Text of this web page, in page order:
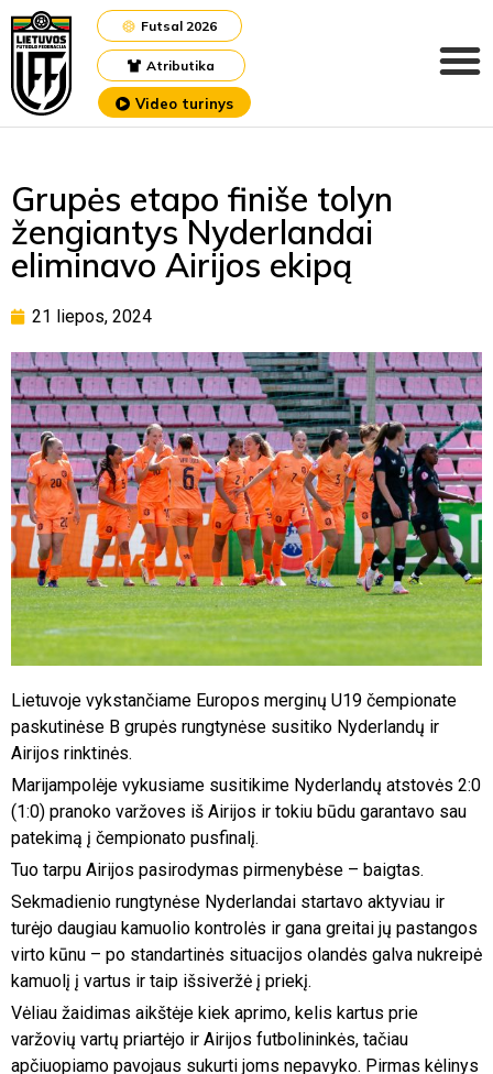
Atributika
Futsal 2026
Video turinys
Grupės etapo finiše tolyn
žengiantys Nyderlandai
eliminavo Airijos ekipą
21 liepos, 2024
Lietuvoje vykstančiame Europos merginų U19 čempionate
paskutinėse B grupės rungtynėse susitiko Nyderlandų ir
Airijos rinktinės.
Marijampolėje vykusiame susitikime Nyderlandų atstovės 2:0
(1:0) pranoko varžoves iš Airijos ir tokiu būdu garantavo sau
patekimą į čempionato pusfinalį.
Tuo tarpu Airijos pasirodymas pirmenybėse – baigtas.
Sekmadienio rungtynėse Nyderlandai startavo aktyviau ir
turėjo daugiau kamuolio kontrolės ir gana greitai jų pastangos
virto kūnu – po standartinės situacijos olandės galva nukreipė
kamuolį į vartus ir taip išsiveržė į priekį.
Vėliau žaidimas aikštėje kiek aprimo, kelis kartus prie
varžovių vartų priartėjo ir Airijos futbolininkės, tačiau
apčiuopiamo pavojaus sukurti joms nepavyko. Pirmas kėlinys